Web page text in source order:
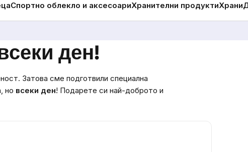
Спортно облекло и аксесоариХранителни продуктиХрани
ден!
Затова сме подготвили специална
но всеки ден! Подарете си най-доброто и